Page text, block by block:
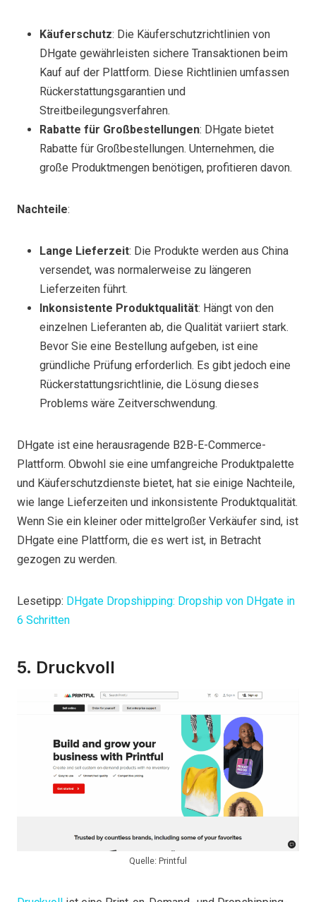
Käuferschutz: Die Käuferschutzrichtlinien von
DHgate gewährleisten sichere Transaktionen beim
Kauf auf der Plattform. Diese Richtlinien umfassen
Rückerstattungsgarantien und
Streitbeilegungsverfahren.
Rabatte für Großbestellungen: DHgate bietet
Rabatte für Großbestellungen. Unternehmen, die
große Produktmengen benötigen, profitieren davon.
Nachteile:
Lange Lieferzeit: Die Produkte werden aus China
versendet, was normalerweise zu längeren
Lieferzeiten führt.
Inkonsistente Produktqualität: Hängt von den
einzelnen Lieferanten ab, die Qualität variiert stark.
Bevor Sie eine Bestellung aufgeben, ist eine
gründliche Prüfung erforderlich. Es gibt jedoch eine
Rückerstattungsrichtlinie, die Lösung dieses
Problems wäre Zeitverschwendung.
DHgate ist eine herausragende B2B-E-Commerce-
Plattform. Obwohl sie eine umfangreiche Produktpalette
und Käuferschutzdienste bietet, hat sie einige Nachteile,
wie lange Lieferzeiten und inkonsistente Produktqualität.
Wenn Sie ein kleiner oder mittelgroßer Verkäufer sind, ist
DHgate eine Plattform, die es wert ist, in Betracht
gezogen zu werden.
Lesetipp: DHgate Dropshipping: Dropship von DHgate in
6 Schritten
5. Druckvoll
Quelle: Printful